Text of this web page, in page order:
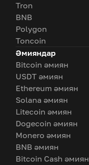
Tron
BNB
Polygon
Toncoin
Әмияндар
Bitcoin әмиян
USDT әмиян
Ethereum әмиян
Solana әмиян
Litecoin әмиян
Dogecoin әмиян
Monero әмиян
BNB әмиян
Bitcoin Cash әмиян